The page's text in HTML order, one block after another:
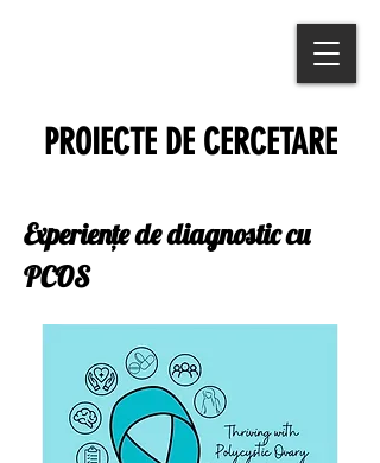
PROIECTE DE CERCETARE
Experiențe de diagnostic cu
PCOS